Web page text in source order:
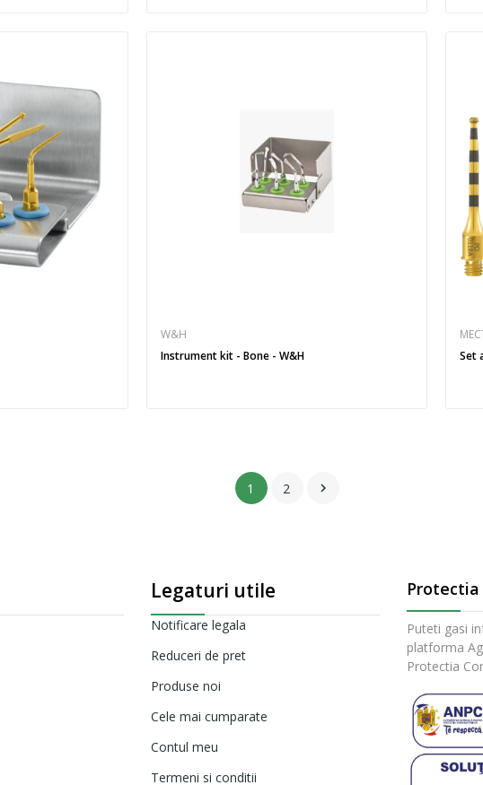
W&H
Instrument kit - Bone - W&H
1 2 
Legaturi utile
Notificare legala
Reduceri de pret
Produse noi
Cele mai cumparate
Contul meu
Termeni si conditii
Puteti gasi
platforma
Protectia